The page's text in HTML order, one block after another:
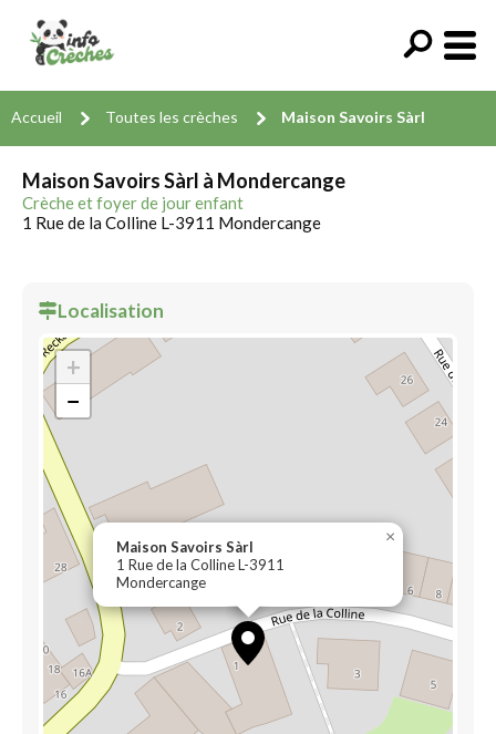
Accueil Toutes les crèches Maison Savoirs Sàrl
Maison Savoirs Sàrl à Mondercange
Crèche et foyer de jour enfant
1 Rue de la Colline L-3911 Mondercange
Localisation
Maison Savoirs Sàrl
1 Rue de la Colline L-3911
Mondercange
×
+
−